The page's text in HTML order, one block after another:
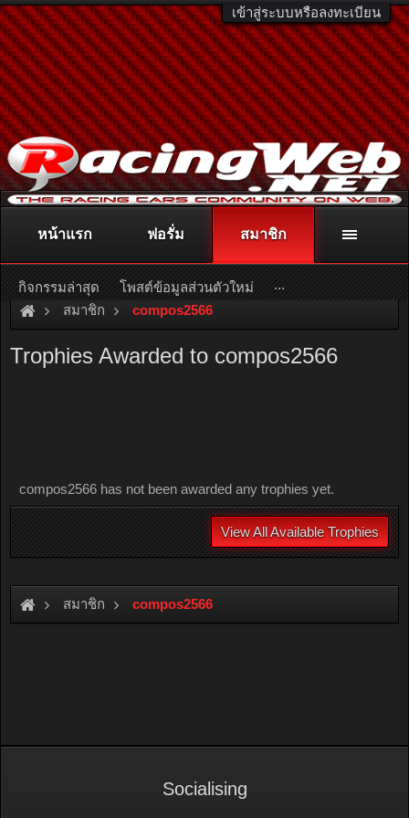
เข้าสู่ระบบหรือลงทะเบียน
ติดต่อลงโฆษณา racingweb@gmail.comหรือโทร. 081-811-1138
หรืออ่านรายละเอียดเพิ่มเติม คลิกที่นี่
สมาชิก compos2566
Trophies Awarded to compos2566
compos2566 has not been awarded any trophies yet.
View All Available Trophies
สมาชิก compos2566
หน้าแรก ฟอรั่ม สมาชิก
กิจกรรมล่าสุด โพสต์ข้อมูลส่วนตัวใหม่ ...
Socialising